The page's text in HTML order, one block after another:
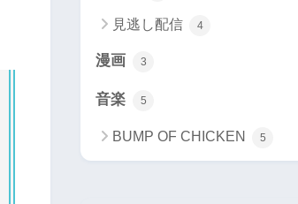
見逃し配信 4
漫画 3
音楽 5
BUMP OF CHICKEN 5